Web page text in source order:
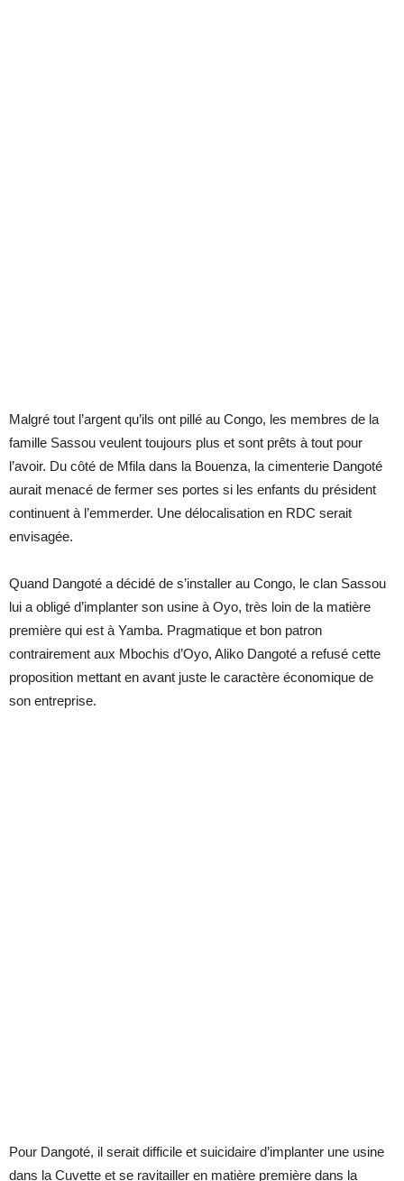
Malgré tout l’argent qu’ils ont pillé au Congo, les membres de la
famille Sassou veulent toujours plus et sont prêts à tout pour
l’avoir. Du côté de Mfila dans la Bouenza, la cimenterie Dangoté
aurait menacé de fermer ses portes si les enfants du président
continuent à l’emmerder. Une délocalisation en RDC serait
envisagée.
Quand Dangoté a décidé de s’installer au Congo, le clan Sassou
lui a obligé d’implanter son usine à Oyo, très loin de la matière
première qui est à Yamba. Pragmatique et bon patron
contrairement aux Mbochis d’Oyo, Aliko Dangoté a refusé cette
proposition mettant en avant juste le caractère économique de
son entreprise.
Pour Dangoté, il serait difficile et suicidaire d’implanter une usine
dans la Cuvette et se ravitailler en matière première dans la